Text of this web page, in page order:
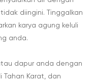
diingini. Tinggalkan
karya agung keluli
anda.
dapur anda dengan
Tahan Karat, dan